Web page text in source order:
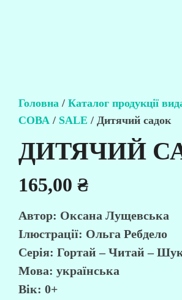
Головна / Каталог продукції
СОВА / SALE / Дитячий садок
ДИТЯЧИЙ
165,00 ₴
Автор: Оксана Лущевська
Ілюстрації: Ольга Ребдело
Серія: Гортай – Читай –
Мова: українська
Вік: 0+